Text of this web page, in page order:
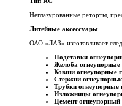
Неглазурованные реторты,
Литейные аксессуары
ОАО «ЛАЗ» изготавливает
Подставки
Желоба
Ковши огнеупорные
Стержни
Трубки огнеупорные
Изложницы
Цемент огнеупорный